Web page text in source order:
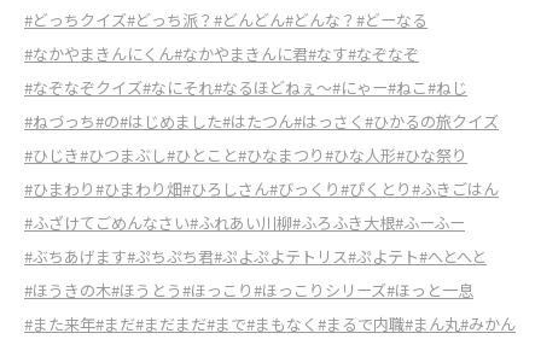
#どっちクイズ#どっち派？ #どんどん#どんな？ #どーなる
#なかやまきんにくん#なかやまきんに君#なす#なぞなぞ
#なぞなぞクイズ#なにそれ#なるほどねぇ～#にゃー#ねこ#ねじ
#ねづっち#の#はじめました#はたつん#はっさく #ひかるの旅クイズ
#ひじき#ひつまぶし#ひとこと#ひなまつり#ひな人形#ひな祭り
#ひまわり#ひまわり畑#ひろしさん#びっくり#ぴくとり#ふきごはん
#ふざけてごめんなさい#ふれあい川柳#ふろふき大根#ふーふー
#ぶちあげます#ぷちぷち君#ぷよぷよテトリス#ぷよテト#へとへと
#ほうきの木#ほうとう#ほっこり#ほっこりシリーズ#ほっと一息
#また来年#まだ#まだまだ#まで#まもなく #まるで内職#まん丸#みかん